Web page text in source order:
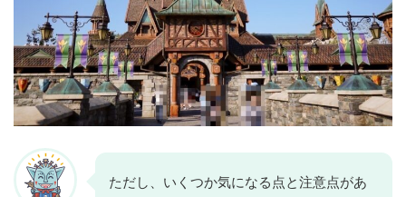
ただし、いくつか気になる点と注意点があ